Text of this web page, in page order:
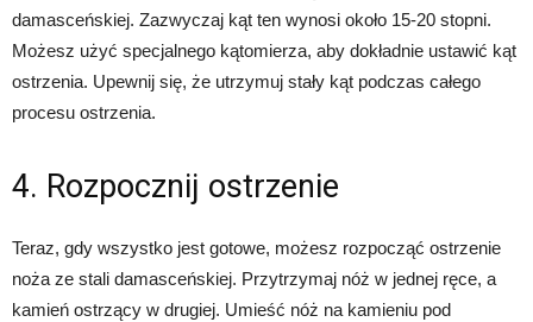
damasceńskiej. Zazwyczaj kąt ten wynosi około 15-20 stopni.
Możesz użyć specjalnego kątomierza, aby dokładnie ustawić kąt
ostrzenia. Upewnij się, że utrzymuj stały kąt podczas całego
procesu ostrzenia.
4. Rozpocznij ostrzenie
Teraz, gdy wszystko jest gotowe, możesz rozpocząć ostrzenie
noża ze stali damasceńskiej. Przytrzymaj nóż w jednej ręce, a
kamień ostrzący w drugiej. Umieść nóż na kamieniu pod